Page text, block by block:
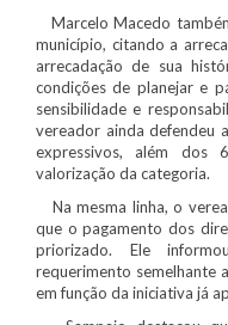
Marcelo Macedo
município, citando a
arrecadação de sua
condições de planejar e
sensibilidade e
vereador ainda defendeu
expressivos, além dos
valorização da categoria.
Na mesma linha, o
que o pagamento dos
priorizado. Ele
requerimento semelhante
em função da iniciativa já